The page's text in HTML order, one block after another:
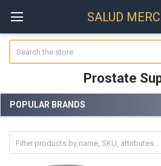
SALUD
Prostate
Sidebar
POPULAR BRANDS